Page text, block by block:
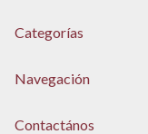
Categorías
Navegación
Contactános